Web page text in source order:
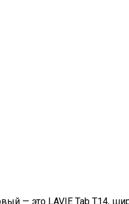
— это LAVIE Tab T14,